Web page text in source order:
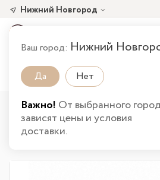
Нижний Новгород
Ваш город: Нижний
Да Нет
Важно! От выбранного
зависят цены и условия
доставки.
Главная Каталог товаров Кухня
Шкаф верхний горизонтальный с
Фьюжн (358х600х576) в Нижнем